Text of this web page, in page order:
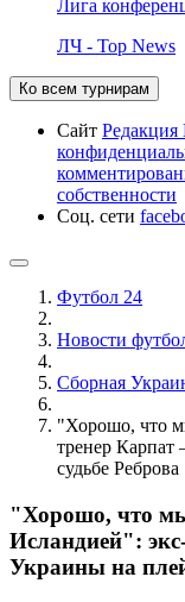
Лига
ЛЧ - Top News
Ко всем турнирам
Сайт Редакция
собственности
Соц. сети
Футбол 24
Новости
Сборная
"Хорошо, что
тренер
судьбе Реброва
"Хорошо, что мы
Исландией":
Украины на